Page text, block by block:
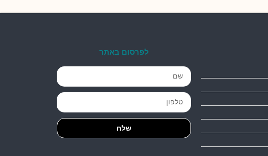
לפרסום באתר
שלח